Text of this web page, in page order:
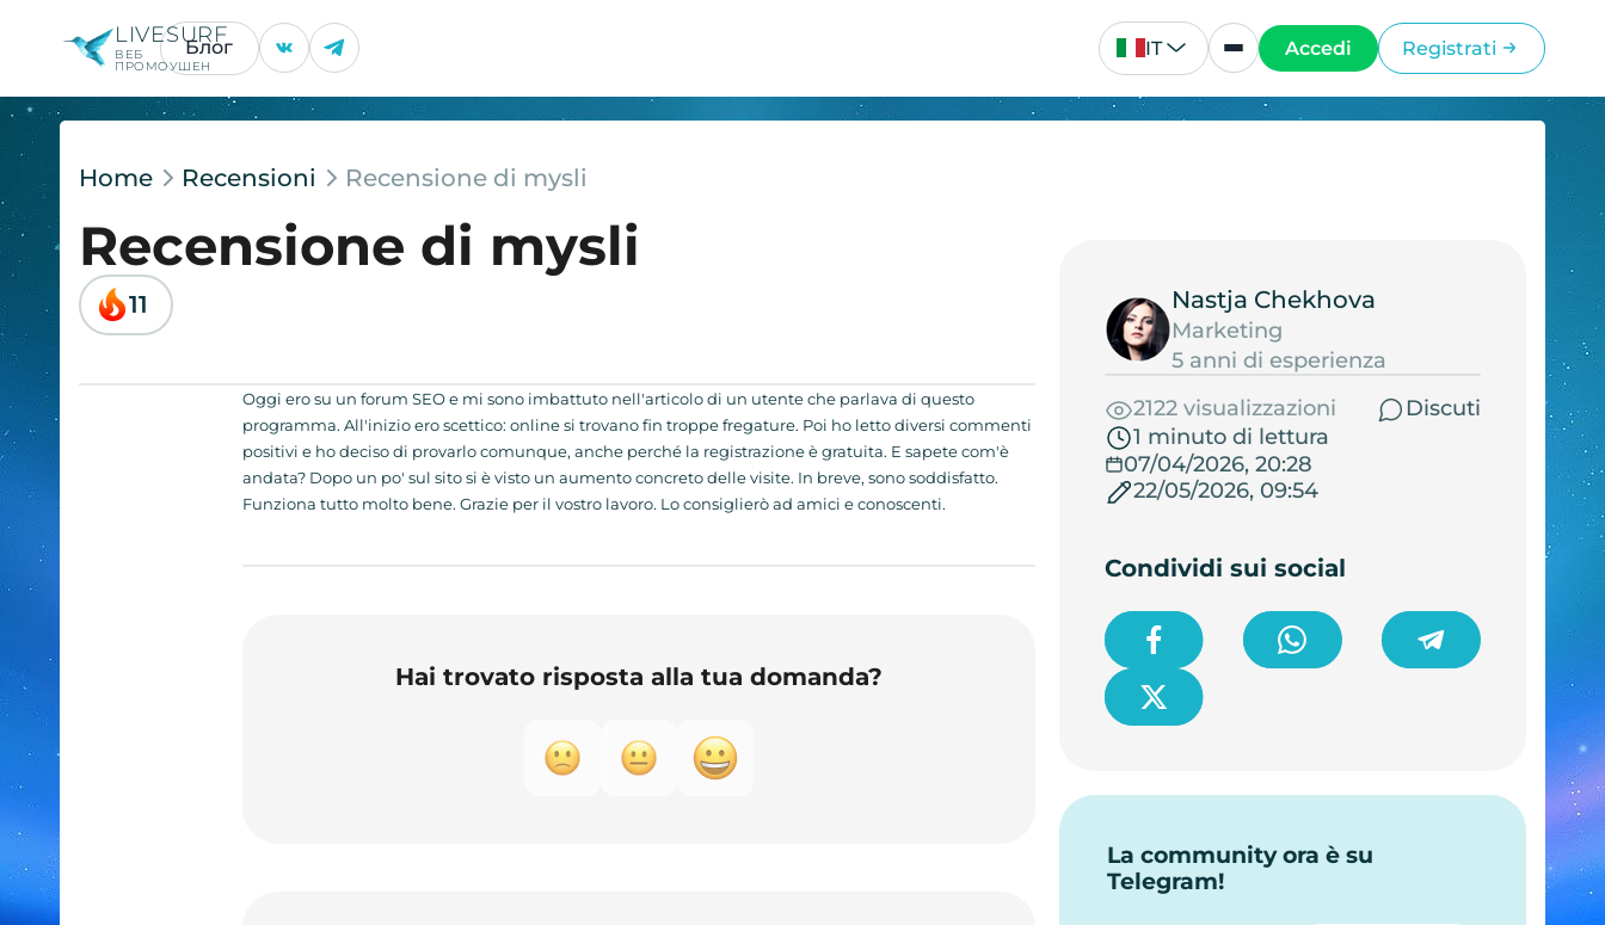
LIVESURF
ВЕБ
ПРОМОУШЕН
Блог IT Accedi Registrati
Home Recensioni Recensione di mysli
Recensione di mysli
11
Oggi ero su un forum SEO e mi sono imbattuto nell'articolo di un utente che parlava di questo
programma. All'inizio ero scettico: online si trovano fin troppe fregature. Poi ho letto diversi commenti
positivi e ho deciso di provarlo comunque, anche perché la registrazione è gratuita. E sapete com'è
andata? Dopo un po' sul sito si è visto un aumento concreto delle visite. In breve, sono soddisfatto.
Funziona tutto molto bene. Grazie per il vostro lavoro. Lo consiglierò ad amici e conoscenti.
Hai trovato risposta alla tua domanda?
Nastja Chekhova
Marketing
5 anni di esperienza
2122 visualizzazioni
Discuti
1 minuto di lettura
07/04/2026, 20:28
22/05/2026, 09:54
Condividi sui social
La community ora è su
Telegram!